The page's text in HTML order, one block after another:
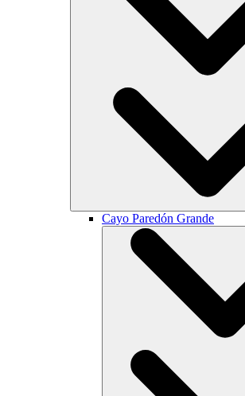
Cayo Paredón Grande